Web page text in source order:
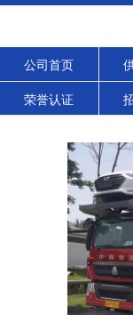
公司首页
荣誉认证